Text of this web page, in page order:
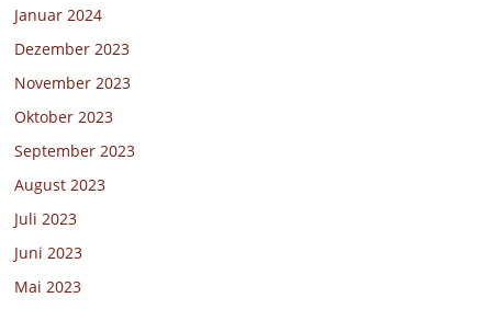
Januar 2024
Dezember 2023
November 2023
Oktober 2023
September 2023
August 2023
Juli 2023
Juni 2023
Mai 2023